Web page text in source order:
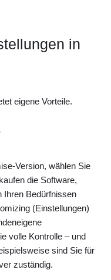
in
eigene Vorteile.
Version, wählen Sie
die Software,
Ihren Bedürfnissen
(Einstellungen)
volle Kontrolle – und
sind Sie für
zuständig.